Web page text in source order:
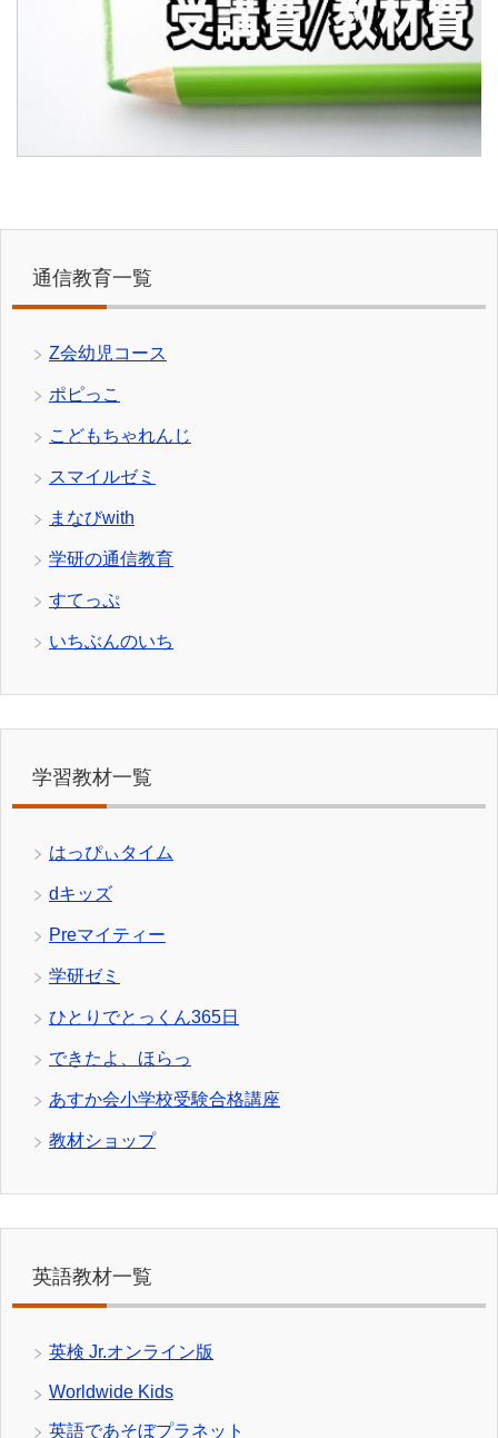
通信教育一覧
Z会幼児コース
ポピっこ
こどもちゃれんじ
スマイルゼミ
まなびwith
学研の通信教育
すてっぷ
いちぶんのいち
学習教材一覧
はっぴぃタイム
dキッズ
Preマイティー
学研ゼミ
ひとりでとっくん365日
できたよ、ほらっ
あすか会小学校受験合格講座
教材ショップ
英語教材一覧
英検 Jr.オンライン版
Worldwide Kids
英語であそぼプラネット